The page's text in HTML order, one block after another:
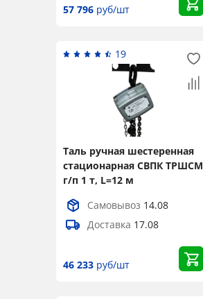
57 796 руб/шт
19
Таль ручная шестеренная
стационарная СВПК ТРШСМ
г/п 1 т, L=12 м
Самовывоз 14.08
Доставка 17.08
46 233 руб/шт